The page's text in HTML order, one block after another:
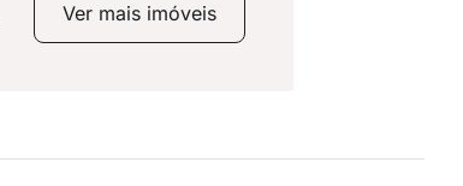
Ver mais imóveis